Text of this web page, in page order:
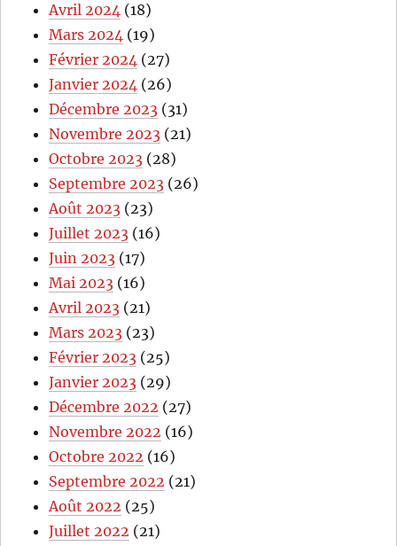
Avril 2024 (18)
Mars 2024 (19)
Février 2024 (27)
Janvier 2024 (26)
Décembre 2023 (31)
Novembre 2023 (21)
Octobre 2023 (28)
Septembre 2023 (26)
Août 2023 (23)
Juillet 2023 (16)
Juin 2023 (17)
Mai 2023 (16)
Avril 2023 (21)
Mars 2023 (23)
Février 2023 (25)
Janvier 2023 (29)
Décembre 2022 (27)
Novembre 2022 (16)
Octobre 2022 (16)
Septembre 2022 (21)
Août 2022 (25)
Juillet 2022 (21)